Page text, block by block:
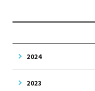
2024
2023